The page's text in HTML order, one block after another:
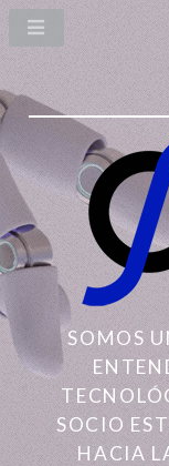
SOMOS
SOCIO
HACIA